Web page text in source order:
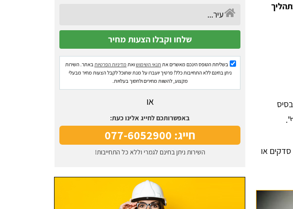
או
בשליחת הטופס הינכם מאשרים את תנאי השימושואת מדיניות הפרטיותבאתר. השירות
ניתן בחינם ללא התחייבות כלל! פרטיך יועברו על מנת שתוכל לקבל הצעות מחיר מבעלי
מקצוע, להשוות מחירים ולחסוך בעלויות.
או
באפשרותכם לחייג אלינו כעת:
חייג: 077-6052900
השירות ניתן בחינם לגמרי וללא כל התחייבות!